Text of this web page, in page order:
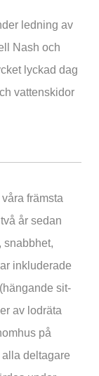
ledning av
Nash och
lyckad dag
vattenskidor
främsta
år sedan
snabbhet,
inkluderade
sit-
av lodräta
på
deltagare